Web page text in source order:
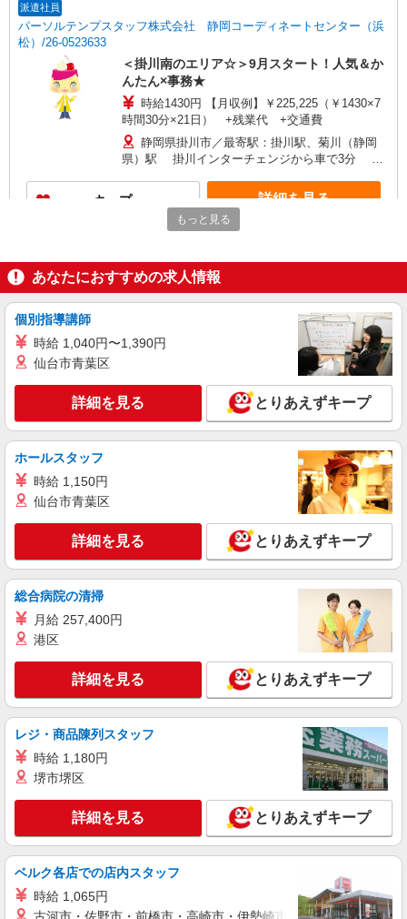
派遣社員
パーソルテンプスタッフ株式会社 静岡コーディネートセンター（浜
松）/26-0523633
＜掛川南のエリア☆＞9月スタート！人気＆か
んたん×事務★
時給1430円 【月収例】￥225,225（￥1430×7
時間30分×21日） +残業代 +交通費
静岡県掛川市／最寄駅：掛川駅、菊川（静岡
県）駅 掛川インターチェンジから車で3分 ≪
キープ 詳細を見る
パーソルテンプスタッフ株式会社 静岡コーディネートセンター（浜
松）/26-0450264
時間相談◎＜動きのある事務＆飽きずにでき
時給1350円
静岡県掛川市／最寄駅：袋井駅 掛川駅から
車で20分 ≪車通勤可≫ 駐車場は敷地内です
が、広いので5分くらい少し歩きます。
詳細を見る
派遣社員
パーソルテンプスタッフ株式会社 静岡コーディネートセンター（浜
松）/26-0542703
＼食堂アリ♪定時17時★／★マイカー通勤
OK◎人気×部内サポート
時給1300円 【月収例】￥216,216（￥1300×7
時間55分×21日） +残業代 +交通費
静岡県掛川市／最寄駅：掛川駅、菊川（静岡
県）駅 ≪車通勤可≫ 無料駐車場あり
詳細を見る
パーソルテンプスタッフ株式会社 静岡コーディネートセンター（浜
松）/26-0531727
［在宅勤務あり］メーカー＆事務のオシゴト♪
時給1400円〜1500円 時給はスキルにより相談
OK
静岡県掛川市／最寄駅：掛川市役所前駅、掛川
駅 ≪車通勤可≫ 無料パーキングあり
キープ
もっと見る
あなたにおすすめの求人情報
個別指導講師
時給 1,040円〜1,390円
仙台市青葉区
詳細を見る とりあえずキープ
ホールスタッフ
時給 1,150円
仙台市青葉区
詳細を見る とりあえずキープ
総合病院の清掃
月給 257,400円
港区
詳細を見る とりあえずキープ
レジ・商品陳列スタッフ
時給 1,180円
堺市堺区
詳細を見る とりあえずキープ
ベルク各店での店内スタッフ
時給 1,065円